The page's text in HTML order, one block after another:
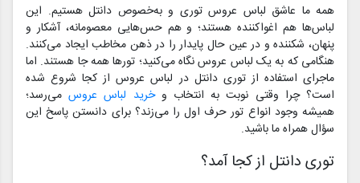
همه ما عاشق لباس عروس توری و به‌خصوص دانتل هستیم. این
لباس‌ها هم اغواکننده هستند؛ و هم حس‌هایی معصومانه، آشکار و
پنهان، شکننده و در عین حال پایدار را در ذهن مخاطب ایجاد می‌کنند.
هنگامی که به یک لباس عروس نگاه می‌کنید؛ تورها همه جا هستند. اما
ماجرای استفاده از توری دانتل در لباس عروس از کجا شروع شده
است؟ چرا وقتی نوبت به انتخاب وخرید لباس عروسمی‌رسد؛
همیشه وجود انواع تور حرف اول را می‌زند؟ برای دانستن پاسخ این
سؤال همراه ما باشید.
توری دانتل از کجا آمد؟